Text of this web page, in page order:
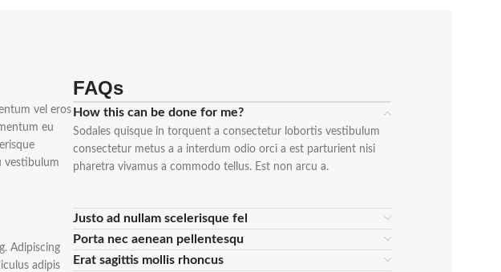
vel eros
eu
vestibulum
Adipiscing
adipis
FAQs
How this can be done for me?
Sodales quisque in torquent a consectetur lobortis vestibulum
consectetur metus a a interdum odio orci a est parturient nisi
pharetra vivamus a commodo tellus. Est non arcu a.
Justo ad nullam scelerisque fel
Porta nec aenean pellentesqu
Erat sagittis mollis rhoncus